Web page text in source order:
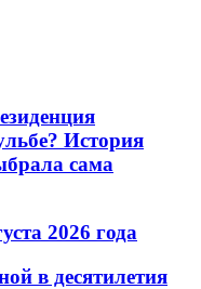
История
сама
2026 года
в десятилетия